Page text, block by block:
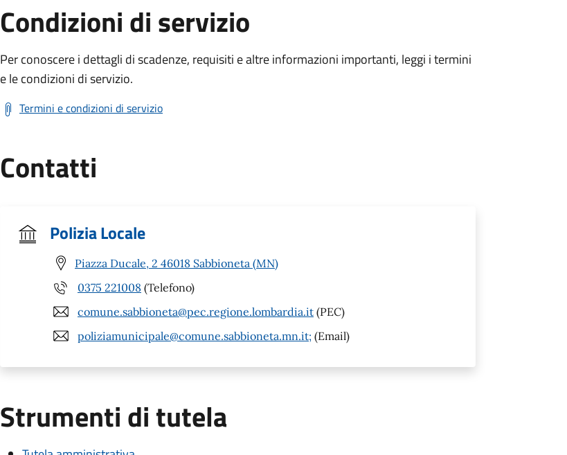
Condizioni di servizio
Per conoscere i dettagli di scadenze, requisiti e altre informazioni importanti, leggi i termini
e le condizioni di servizio.
Termini e condizioni di servizio
Contatti
Polizia Locale
Piazza Ducale, 2 46018 Sabbioneta (MN)
0375 221008 (Telefono)
comune.sabbioneta@pec.regione.lombardia.it (PEC)
poliziamunicipale@comune.sabbioneta.mn.it; (Email)
Strumenti di tutela